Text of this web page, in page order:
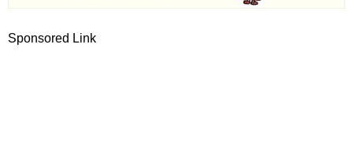
Sponsored Link